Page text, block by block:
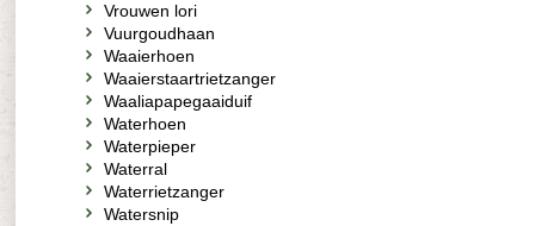
Vrouwen lori
Vuurgoudhaan
Waaierhoen
Waaierstaartrietzanger
Waaliapapegaaiduif
Waterhoen
Waterpieper
Waterral
Waterrietzanger
Watersnip